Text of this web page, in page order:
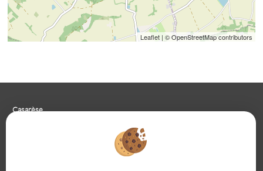
Leaflet| © OpenStreetMap contributors
Casarèse
09 85 65 95 83